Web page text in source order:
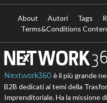
About Autori Tags
Terms&Conditions
Nextwork360 è il più grande
B2B dedicati ai temi della
Imprenditoriale. Ha la missione